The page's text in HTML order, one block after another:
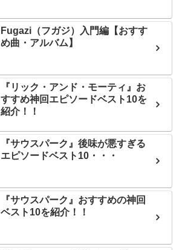
Fugazi（フガジ）入門編【おすす
め曲・アルバム】
『リック・アンド・モーティ』お
すすめ神回エピソードベスト10を
紹介！！
『サウスパーク』後味が悪すぎる
エピソードベスト10・・・
『サウスパーク』おすすめの神回
ベスト10を紹介！！